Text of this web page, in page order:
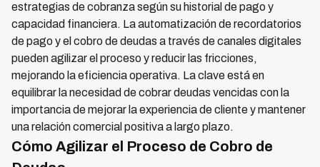
estrategias de cobranza según su historial de pago y
capacidad financiera. La automatización de recordatorios
de pago y el cobro de deudas a través de canales digitales
pueden agilizar el proceso y reducir las fricciones,
mejorando la eficiencia operativa. La clave está en
equilibrar la necesidad de cobrar deudas vencidas con la
importancia de mejorar la experiencia de cliente y mantener
una relación comercial positiva a largo plazo.
Cómo Agilizar el Proceso de Cobro de